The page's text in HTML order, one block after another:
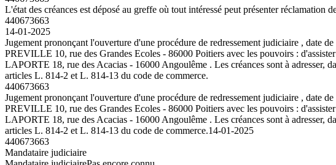
L'état des créances est déposé au greffe où tout intéressé peut présenter
440673663
14-01-2025
Jugement prononçant l'ouverture d'une procédure de redressement judiciaire , date
PREVILLE 10, rue des Grandes Ecoles - 86000 Poitiers avec les pouvoirs :
LAPORTE 18, rue des Acacias - 16000 Angoulême . Les créances sont à adresser,
articles L. 814-2 et L. 814-13 du code de commerce.
440673663
Jugement prononçant l'ouverture d'une procédure de redressement judiciaire , date
PREVILLE 10, rue des Grandes Ecoles - 86000 Poitiers avec les pouvoirs :
LAPORTE 18, rue des Acacias - 16000 Angoulême . Les créances sont à adresser,
articles L. 814-2 et L. 814-13 du code de commerce.14-01-2025
440673663
Mandataire judiciaire